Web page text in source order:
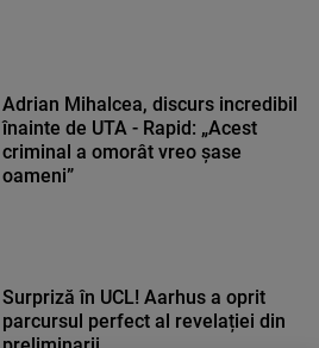
Adrian Mihalcea, discurs incredibil
înainte de UTA - Rapid: „Acest
criminal a omorât vreo șase
oameni”
Surpriză în UCL! Aarhus a oprit
parcursul perfect al revelației din